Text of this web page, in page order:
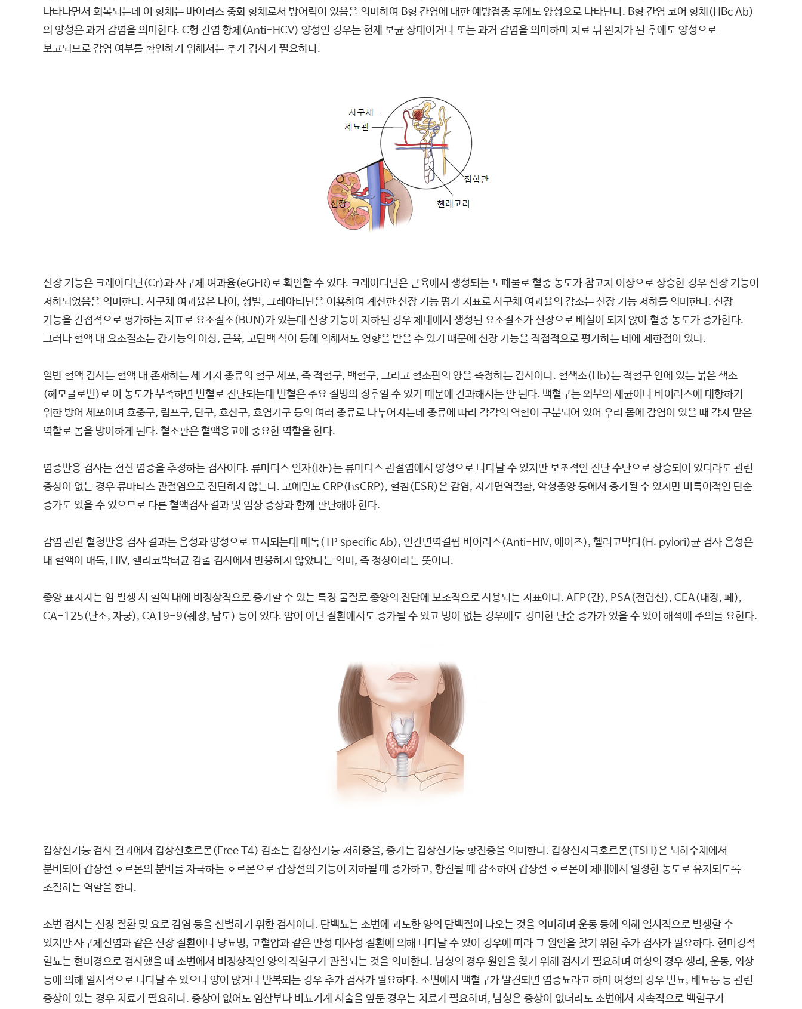
나타나면서 회복되는데 이 항체는 바이러스 중화 항체로서 방어력이 있음을 의미하여 B형 간염에 대한 예방접종 후에도 양성으로 나타난다. B형 간염 코어 항체(HBc Ab)
의 양성은 과거 감염을 의미한다. C형 간염 항체(Anti-HCV) 양성인 경우는 현재 보균 상태이거나 또는 과거 감염을 의미하며 치료 뒤 완치가 된 후에도 양성으로
보고되므로 감염 여부를 확인하기 위해서는 추가 검사가 필요하다.
신장 기능은 크레아티닌(Cr)과 사구체 여과율(eGFR)로 확인할 수 있다. 크레아티닌은 근육에서 생성되는 노폐물로 혈중 농도가 참고치 이상으로 상승한 경우 신장 기능이
저하되었음을 의미한다. 사구체 여과율은 나이, 성별, 크레아티닌을 이용하여 계산한 신장 기능 평가 지표로 사구체 여과율의 감소는 신장 기능 저하를 의미한다. 신장
기능을 간접적으로 평가하는 지표로 요소질소(BUN)가 있는데 신장 기능이 저하된 경우 체내에서 생성된 요소질소가 신장으로 배설이 되지 않아 혈중 농도가 증가한다.
그러나 혈액 내 요소질소는 간기능의 이상, 근육, 고단백 식이 등에 의해서도 영향을 받을 수 있기 때문에 신장 기능을 직접적으로 평가하는 데에 제한점이 있다.
일반 혈액 검사는 혈액 내 존재하는 세 가지 종류의 혈구 세포, 즉 적혈구, 백혈구, 그리고 혈소판의 양을 측정하는 검사이다. 혈색소(Hb)는 적혈구 안에 있는 붉은 색소
(헤모글로빈)로 이 농도가 부족하면 빈혈로 진단되는데 빈혈은 주요 질병의 징후일 수 있기 때문에 간과해서는 안 된다. 백혈구는 외부의 세균이나 바이러스에 대항하기
위한 방어 세포이며 호중구, 림프구, 단구, 호산구, 호염기구 등의 여러 종류로 나누어지는데 종류에 따라 각각의 역할이 구분되어 있어 우리 몸에 감염이 있을 때 각자 맡은
역할로 몸을 방어하게 된다. 혈소판은 혈액응고에 중요한 역할을 한다.
염증반응 검사는 전신 염증을 추정하는 검사이다. 류마티스 인자(RF)는 류마티스 관절염에서 양성으로 나타날 수 있지만 보조적인 진단 수단으로 상승되어 있더라도 관련
증상이 없는 경우 류마티스 관절염으로 진단하지 않는다. 고예민도 CRP(hsCRP), 혈침(ESR)은 감염, 자가면역질환, 악성종양 등에서 증가될 수 있지만 비특이적인 단순
증가도 있을 수 있으므로 다른 혈액검사 결과 및 임상 증상과 함께 판단해야 한다.
감염 관련 혈청반응 검사 결과는 음성과 양성으로 표시되는데 매독(TP specific Ab), 인간면역결핍 바이러스(Anti-HIV, 에이즈), 헬리코박터(H. pylori)균 검사 음성은
내 혈액이 매독, HIV, 헬리코박터균 검출 검사에서 반응하지 않았다는 의미, 즉 정상이라는 뜻이다.
종양 표지자는 암 발생 시 혈액 내에 비정상적으로 증가할 수 있는 특정 물질로 종양의 진단에 보조적으로 사용되는 지표이다. AFP(간), PSA(전립선), CEA(대장, 폐),
CA-125(난소, 자궁), CA19-9(췌장, 담도) 등이 있다. 암이 아닌 질환에서도 증가될 수 있고 병이 없는 경우에도 경미한 단순 증가가 있을 수 있어 해석에 주의를 요한다.
갑상선기능 검사 결과에서 갑상선호르몬(Free T4) 감소는 갑상선기능 저하증을, 증가는 갑상선기능 항진증을 의미한다. 갑상선자극호르몬(TSH)은 뇌하수체에서
분비되어 갑상선 호르몬의 분비를 자극하는 호르몬으로 갑상선의 기능이 저하될 때 증가하고, 항진될 때 감소하여 갑상선 호르몬이 체내에서 일정한 농도로 유지되도록
조절하는 역할을 한다.
소변 검사는 신장 질환 및 요로 감염 등을 선별하기 위한 검사이다. 단백뇨는 소변에 과도한 양의 단백질이 나오는 것을 의미하며 운동 등에 의해 일시적으로 발생할 수
있지만 사구체신염과 같은 신장 질환이나 당뇨병, 고혈압과 같은 만성 대사성 질환에 의해 나타날 수 있어 경우에 따라 그 원인을 찾기 위한 추가 검사가 필요하다. 현미경적
혈뇨는 현미경으로 검사했을 때 소변에서 비정상적인 양의 적혈구가 관찰되는 것을 의미한다. 남성의 경우 원인을 찾기 위해 검사가 필요하며 여성의 경우 생리, 운동, 외상
등에 의해 일시적으로 나타날 수 있으나 양이 많거나 반복되는 경우 추가 검사가 필요하다. 소변에서 백혈구가 발견되면 염증뇨라고 하며 여성의 경우 빈뇨, 배뇨통 등 관련
증상이 있는 경우 치료가 필요하다. 증상이 없어도 임산부나 비뇨기계 시술을 앞둔 경우는 치료가 필요하며, 남성은 증상이 없더라도 소변에서 지속적으로 백혈구가